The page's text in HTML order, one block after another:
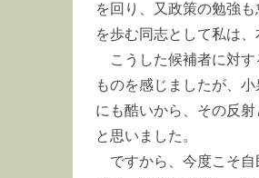
を回り、又政策の勉強
を歩む同志として私は
こうした候補者に対す
ものを感じましたが、
にも酷いから、その反
と思いました。
ですから、今度こそ自